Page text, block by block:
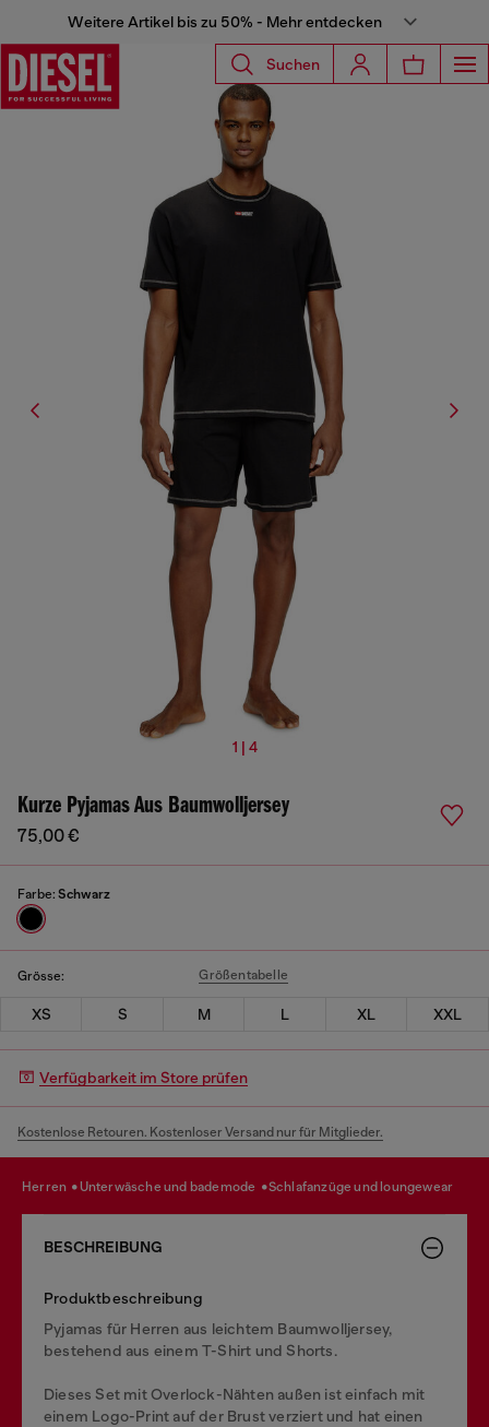
Weitere Artikel bis zu 50% - Mehr entdecken
Suchen
1 | 4
Kurze Pyjamas Aus Baumwolljersey
75,00 €
Farbe: Schwarz
Grösse: Größentabelle
XS S M L XL XXL
Verfügbarkeit im Store prüfen
Kostenlose Retouren. Kostenloser Versand nur für Mitglieder.
herren unterwäsche und bademode schlafanzüge und loungewear
BESCHREIBUNG
Produktbeschreibung
Pyjamas für Herren aus leichtem Baumwolljersey,
bestehend aus einem T-Shirt und Shorts.
Dieses Set mit Overlock-Nähten außen ist einfach mit
einem Logo-Print auf der Brust verziert und hat einen